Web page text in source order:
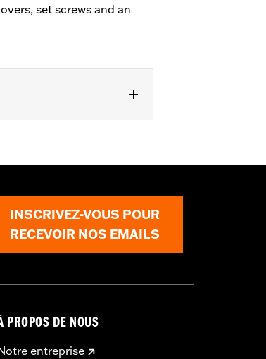
set screws and an
INSCRIVEZ-VOUS POUR
RECEVOIR NOS EMAILS
PROPOS DE NOUS
entreprise